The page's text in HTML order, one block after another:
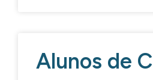
Alunos de